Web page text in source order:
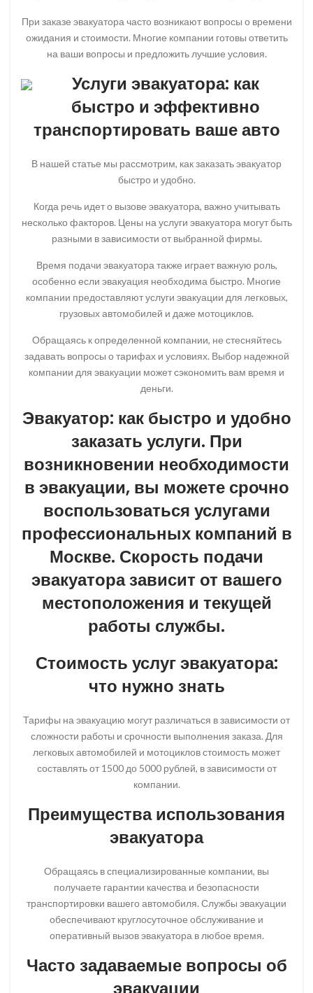
При заказе эвакуатора часто возникают вопросы о времени
ожидания и стоимости. Многие компании готовы ответить
на ваши вопросы и предложить лучшие условия.
Услуги эвакуатора: как
быстро и эффективно
транспортировать ваше авто
В нашей статье мы рассмотрим, как заказать эвакуатор
быстро и удобно.
Когда речь идет о вызове эвакуатора, важно учитывать
несколько факторов. Цены на услуги эвакуатора могут быть
разными в зависимости от выбранной фирмы.
Время подачи эвакуатора также играет важную роль,
особенно если эвакуация необходима быстро. Многие
компании предоставляют услуги эвакуации для легковых,
грузовых автомобилей и даже мотоциклов.
Обращаясь к определенной компании, не стесняйтесь
задавать вопросы о тарифах и условиях. Выбор надежной
компании для эвакуации может сэкономить вам время и
деньги.
Эвакуатор: как быстро и удобно
заказать услуги. При
возникновении необходимости
в эвакуации, вы можете срочно
воспользоваться услугами
профессиональных компаний в
Москве. Скорость подачи
эвакуатора зависит от вашего
местоположения и текущей
работы службы.
Стоимость услуг эвакуатора:
что нужно знать
Тарифы на эвакуацию могут различаться в зависимости от
сложности работы и срочности выполнения заказа. Для
легковых автомобилей и мотоциклов стоимость может
составлять от 1500 до 5000 рублей, в зависимости от
компании.
Преимущества использования
эвакуатора
Обращаясь в специализированные компании, вы
получаете гарантии качества и безопасности
транспортировки вашего автомобиля. Службы эвакуации
обеспечивают круглосуточное обслуживание и
оперативный вызов эвакуатора в любое время.
Часто задаваемые вопросы об
эвакуации